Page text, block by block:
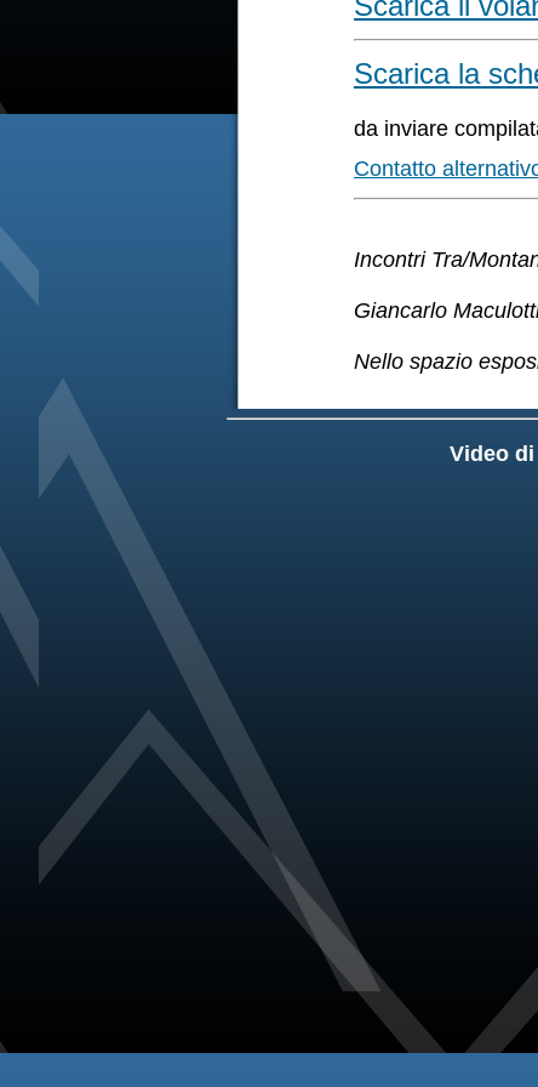
Scarica la
da inviare
Contatto
Incontri Tra/
Giancarlo
Nello spazio
Video